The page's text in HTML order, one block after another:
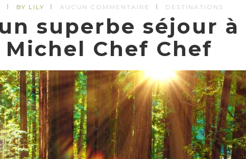
BY LILY AUCUN COMMENTAIRE DESTINATIONS
superbe séjour à
Chef Chef